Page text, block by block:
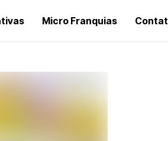
Micro Franquias